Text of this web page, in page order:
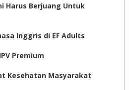
Harus Berjuang Untuk
Inggris di EF Adults
Premium
Kesehatan Masyarakat